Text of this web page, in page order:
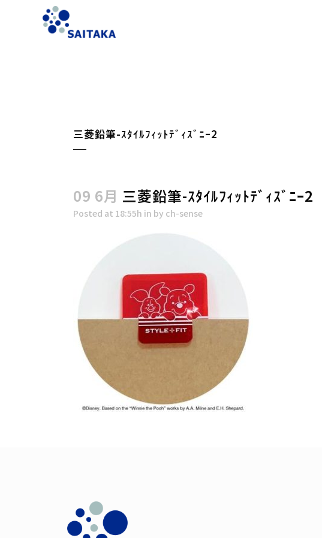
三菱鉛筆-ｽﾀｲﾙﾌｨｯﾄﾃﾞｨｽﾞﾆｰ2
09 6月 三菱鉛筆-ｽﾀｲﾙﾌｨｯﾄﾃﾞｨｽﾞﾆｰ2
Posted at 18:55h in by ch-sense